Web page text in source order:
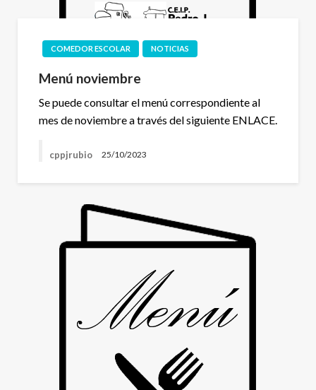
COMEDOR ESCOLAR NOTICIAS
Menú noviembre
Se puede consultar el menú correspondiente al
mes de noviembre a través del siguiente ENLACE.
cppjrubio 25/10/2023